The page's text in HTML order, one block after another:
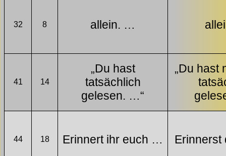
32 8 allein. …
41 14
„Du hast
tatsächlich
gelesen. …“
„Du hast
44 18 Erinnert ihr euch …